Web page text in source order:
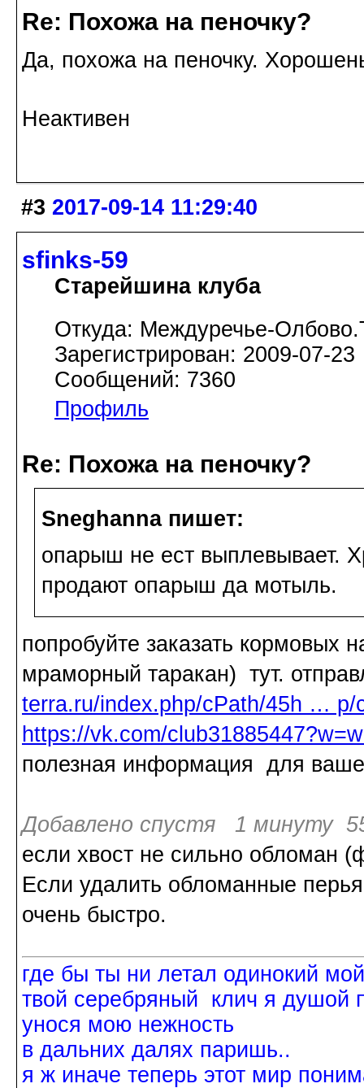
Re: Похожа на пеночку?
Да, похожа на пеночку.
Неактивен
#3 2017-09-14 11:29:40
sfinks-59
Старейшина клуба
Откуда: Междуречье-
Зарегистрирован: 2009-07-23
Сообщений: 7360
Профиль
Re: Похожа на пеночку?
Sneghanna пишет:
опарыш не ест выплевывает.
продают опарыш да мотыль.
попробуйте заказать кормовых
мраморный таракан) тут.
terra.ru/index.php/cPath/45h … p/
https://vk.com/
полезная информация для
Добавлено спустя 1 минуту
если хвост не сильно обломан
Если удалить обломанные
очень быстро.
где бы ты ни летал одинокий
твой серебряный клич я душой
унося мою нежность
в дальних далях паришь..
я ж иначе теперь этот мир